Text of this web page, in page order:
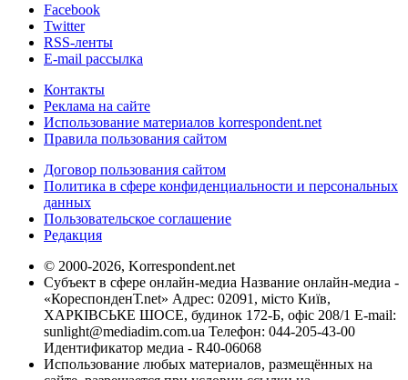
Facebook
Twitter
RSS-ленты
E-mail рассылка
Контакты
Реклама на сайте
Использование материалов korrespondent.net
Правила пользования сайтом
Договор пользования сайтом
Политика в сфере конфиденциальности и персональных
данных
Пользовательское соглашение
Редакция
© 2000-2026, Korrespondent.net
Субъект в сфере онлайн-медиа Название онлайн-медиа -
«КореспонденТ.net» Адрес: 02091, місто Київ,
ХАРКІВСЬКЕ ШОСЕ, будинок 172-Б, офіс 208/1 E-mail:
sunlight@mediadim.com.ua Телефон: 044-205-43-00
Идентификатор медиа - R40-06068
Использование любых материалов, размещённых на